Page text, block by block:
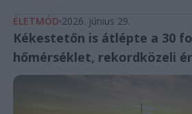
ÉLETMÓD 2026. június 29.
Kékestetőn is átlépte a 30
hőmérséklet, rekordközeli